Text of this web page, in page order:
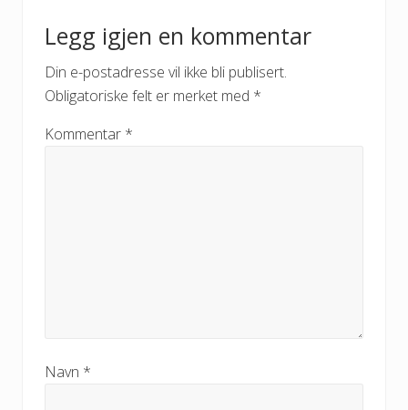
Legg igjen en kommentar
Din e-postadresse vil ikke bli publisert.
Obligatoriske felt er merket med *
Kommentar *
Navn *